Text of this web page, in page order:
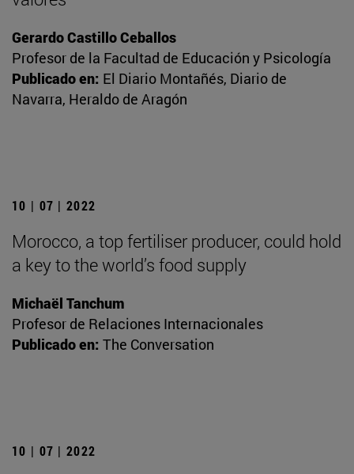
Gerardo Castillo Ceballos
Profesor de la Facultad de Educación y Psicología
Publicado en: El Diario Montañés, Diario de
Navarra, Heraldo de Aragón
10 | 07 | 2022
Morocco, a top fertiliser producer, could hold
a key to the world’s food supply
Michaël Tanchum
Profesor de Relaciones Internacionales
Publicado en: The Conversation
10 | 07 | 2022